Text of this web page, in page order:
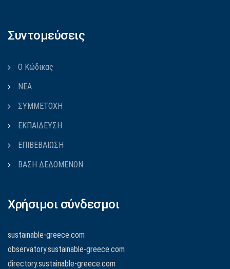
Συντομεύσεις
Ο Κώδικας
ΝΕΑ
ΣΥΜΜΕΤΟΧΗ
ΕΚΠΑΙΔΕΥΣΗ
ΕΠΙΒΕΒΑΙΩΣΗ
ΒΑΣΗ ΔΕΔΟΜΕΝΩΝ
Χρήσιμοι σύνδεσμοι
sustainable-greece.com
observatory.sustainable-greece.com
directory.sustainable-greece.com